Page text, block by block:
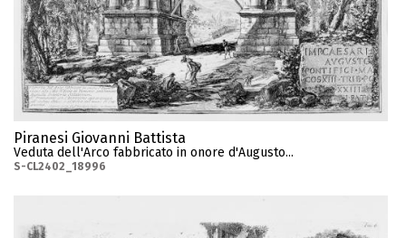
Piranesi Giovanni Battista
Veduta dell'Arco fabbricato in onore d'Augusto...
S-CL2402_18996